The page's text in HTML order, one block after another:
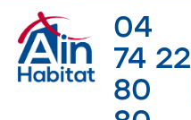
04
74 22
80